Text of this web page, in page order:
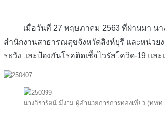
เมื่อวันที่ 27 พฤษภาคม 2563 ที่ผ่านมา นางจิ
สำนักงานสาธารณสุขจังหวัดสิงห์บุรี และหน่วย
ระวัง และป้องกันโรคติดเชื้อไวรัสโควิด-19 แล
นางจิรารัตน์ มีงาม ผู้อำนวยการการท่องเที่ยว (ทท